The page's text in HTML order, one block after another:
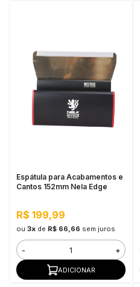
Espátula para Acabamentos e
Cantos 152mm Nela Edge
R$ 199,99
ou 3xde R$ 66,66 sem juros
- +
ADICIONAR